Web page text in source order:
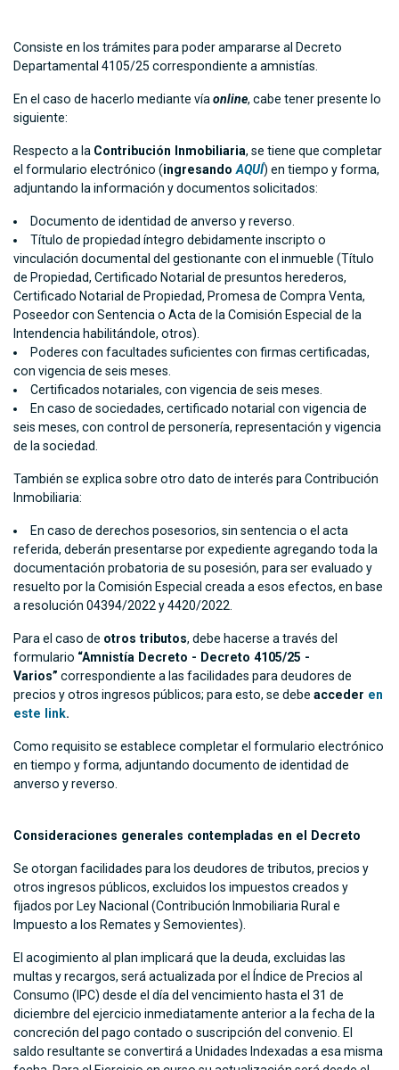
Consiste en los trámites para poder ampararse al Decreto
Departamental 4105/25 correspondiente a amnistías.
En el caso de hacerlo mediante vía online, cabe tener presente lo
siguiente:
Respecto a la Contribución Inmobiliaria, se tiene que completar
el formulario electrónico (ingresando AQUÍ) en tiempo y forma,
adjuntando la información y documentos solicitados:
Documento de identidad de anverso y reverso.
Título de propiedad íntegro debidamente inscripto o
vinculación documental del gestionante con el inmueble (Título
de Propiedad, Certificado Notarial de presuntos herederos,
Certificado Notarial de Propiedad, Promesa de Compra Venta,
Poseedor con Sentencia o Acta de la Comisión Especial de la
Intendencia habilitándole, otros).
Poderes con facultades suficientes con firmas certificadas,
con vigencia de seis meses.
Certificados notariales, con vigencia de seis meses.
En caso de sociedades, certificado notarial con vigencia de
seis meses, con control de personería, representación y vigencia
de la sociedad.
También se explica sobre otro dato de interés para Contribución
Inmobiliaria:
En caso de derechos posesorios, sin sentencia o el acta
referida, deberán presentarse por expediente agregando toda la
documentación probatoria de su posesión, para ser evaluado y
resuelto por la Comisión Especial creada a esos efectos, en base
a resolución 04394/2022 y 4420/2022.
Para el caso de otros tributos, debe hacerse a través del
formulario “Amnistía Decreto - Decreto 4105/25 -
Varios” correspondiente a las facilidades para deudores de
precios y otros ingresos públicos; para esto, se debe acceder en
este link.
Como requisito se establece completar el formulario electrónico
en tiempo y forma, adjuntando documento de identidad de
anverso y reverso.
Consideraciones generales contempladas en el Decreto
Se otorgan facilidades para los deudores de tributos, precios y
otros ingresos públicos, excluidos los impuestos creados y
fijados por Ley Nacional (Contribución Inmobiliaria Rural e
Impuesto a los Remates y Semovientes).
El acogimiento al plan implicará que la deuda, excluidas las
multas y recargos, será actualizada por el Índice de Precios al
Consumo (IPC) desde el día del vencimiento hasta el 31 de
diciembre del ejercicio inmediatamente anterior a la fecha de la
concreción del pago contado o suscripción del convenio. El
saldo resultante se convertirá a Unidades Indexadas a esa misma